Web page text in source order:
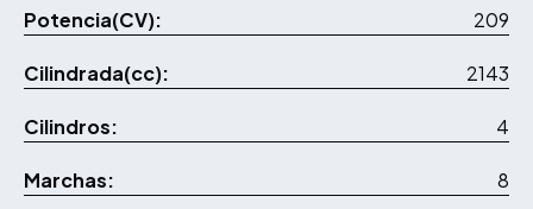
Potencia(CV): 209
Cilindrada(cc): 2143
Cilindros: 4
Marchas: 8